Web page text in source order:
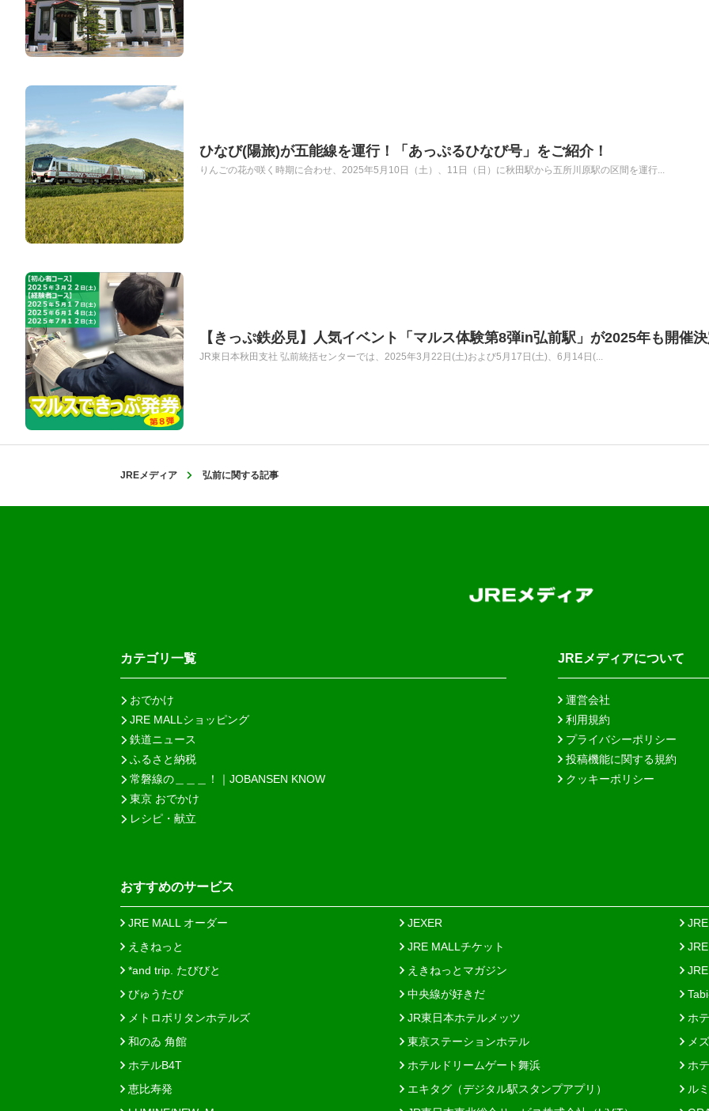
ひなび(陽旅)が五能線を運行！「あっぷるひなび号」をご紹介！
りんごの花が咲く時期に合わせ、2025年5月10日（土）、11日（日）に秋田駅から五所川原駅の区間を運行...
【きっぷ鉄必見】人気イベント「マルス体験第8弾in弘前駅」が2025年も開催
JR東日本秋田支社 弘前統括センターでは、2025年3月22日(土)および5月17日(土)、6月14日(...
JREメディア 弘前に関する記事
カテゴリ一覧
おでかけ
JRE MALLショッピング
鉄道ニュース
ふるさと納税
常磐線の＿＿＿！｜JOBANSEN KNOW
東京 おでかけ
レシピ・献立
JREメディアについて
運営会社
利用規約
プライバシーポリシー
投稿機能に関する規約
クッキーポリシー
おすすめのサービス
JRE MALL オーダー JEXER
JRE
えきねっと
JRE MALLチケット
JRE
*and trip. たびびと
えきねっとマガジン
JRE
びゅうたび
中央線が好きだ
メトロポリタンホテルズ
JR東日本ホテルメッツ
ホ
和のゐ 角館
東京ステーションホテル
メ
ホテルB4T
ホテルドリームゲート舞浜
ホ
恵比寿発
エキタグ（デジタル駅スタンプアプリ）
ル